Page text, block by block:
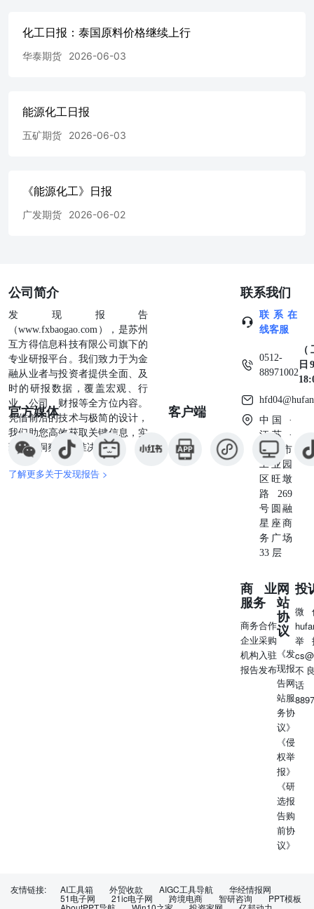
化工日报：泰国原料价格继续上行
华泰期货 2026-06-03
能源化工日报
五矿期货 2026-06-03
《能源化工》日报
广发期货 2026-06-02
公司简介
发现报告
（www.fxbaogao.com），是苏州
互方得信息科技有限公司旗下的
专业研报平台。我们致力于为金
融从业者与投资者提供全面、及
时的研报数据，覆盖宏观、行
业、公司、财报等全方位内容。
凭借前沿的技术与极简的设计，
我们助您高效获取关键信息，实
现深度洞察与精准决策。
了解更多关于发现报告 >
官方媒体 客户端
联系我们
联系在
线客服
0512-
88971002
日
中国 ·
江苏 ·
苏州市
工业园
区旺墩
路269
号圆融
星座商
务广场
33 层
商业
服务
商务合作
企业采购
机构入驻
报告发布
网
站
协
议
《发
现报
告网
站服
务协
议》
《侵
权举
报》
《研
选报
告购
前协
议》
投
微
举
不
友情链接: AI工具箱 外贸收款 AIGC工具导航 华经情报网
51电子网 21ic电子网 跨境电商 智研咨询 PPT模板